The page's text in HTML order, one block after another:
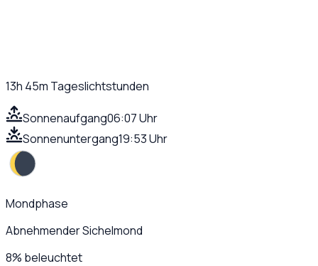
13h 45m Tageslichtstunden
Sonnenaufgang06:07 Uhr
Sonnenuntergang19:53 Uhr
Mondphase
Abnehmender Sichelmond
8% beleuchtet